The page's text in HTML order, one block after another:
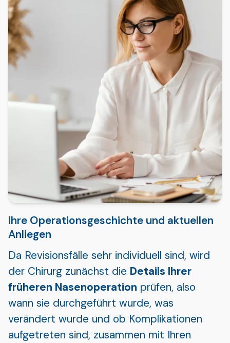
Ihre Operationsgeschichte und aktuellen
Anliegen
Da Revisionsfälle sehr individuell sind, wird
der Chirurg zunächst die Details Ihrer
früheren Nasenoperation prüfen, also
wann sie durchgeführt wurde, was
verändert wurde und ob Komplikationen
aufgetreten sind, zusammen mit Ihren